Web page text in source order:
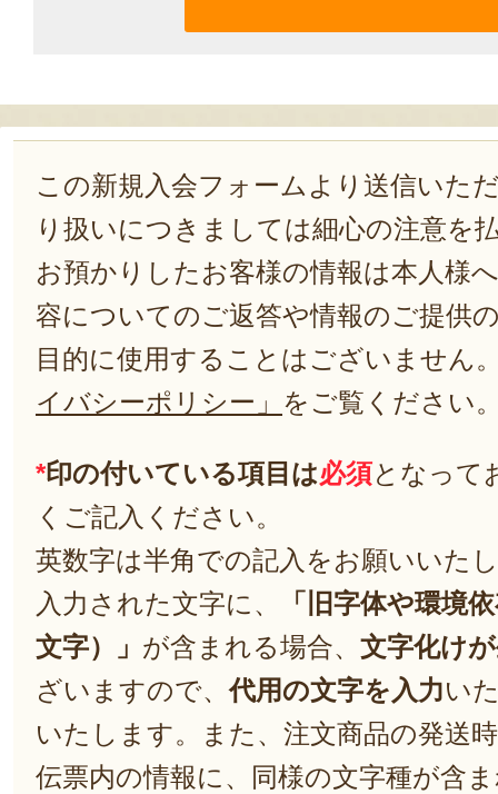
この新規入会フォームより送信いた
り扱いにつきましては細心の注意を
お預かりしたお客様の情報は本人様
容についてのご返答や情報のご提供
目的に使用することはございません
イバシーポリシー」 をご覧ください
*印の付いている項目は必須となって
くご記入ください。
英数字は半角での記入をお願いいた
入力された文字に、
「旧字体や環境
文字）」 が含まれる場合、 文字化け
ざいますので、代用の文字を入力い
いたします。また、注文商品の発送
伝票内の情報に、同様の文字種が含